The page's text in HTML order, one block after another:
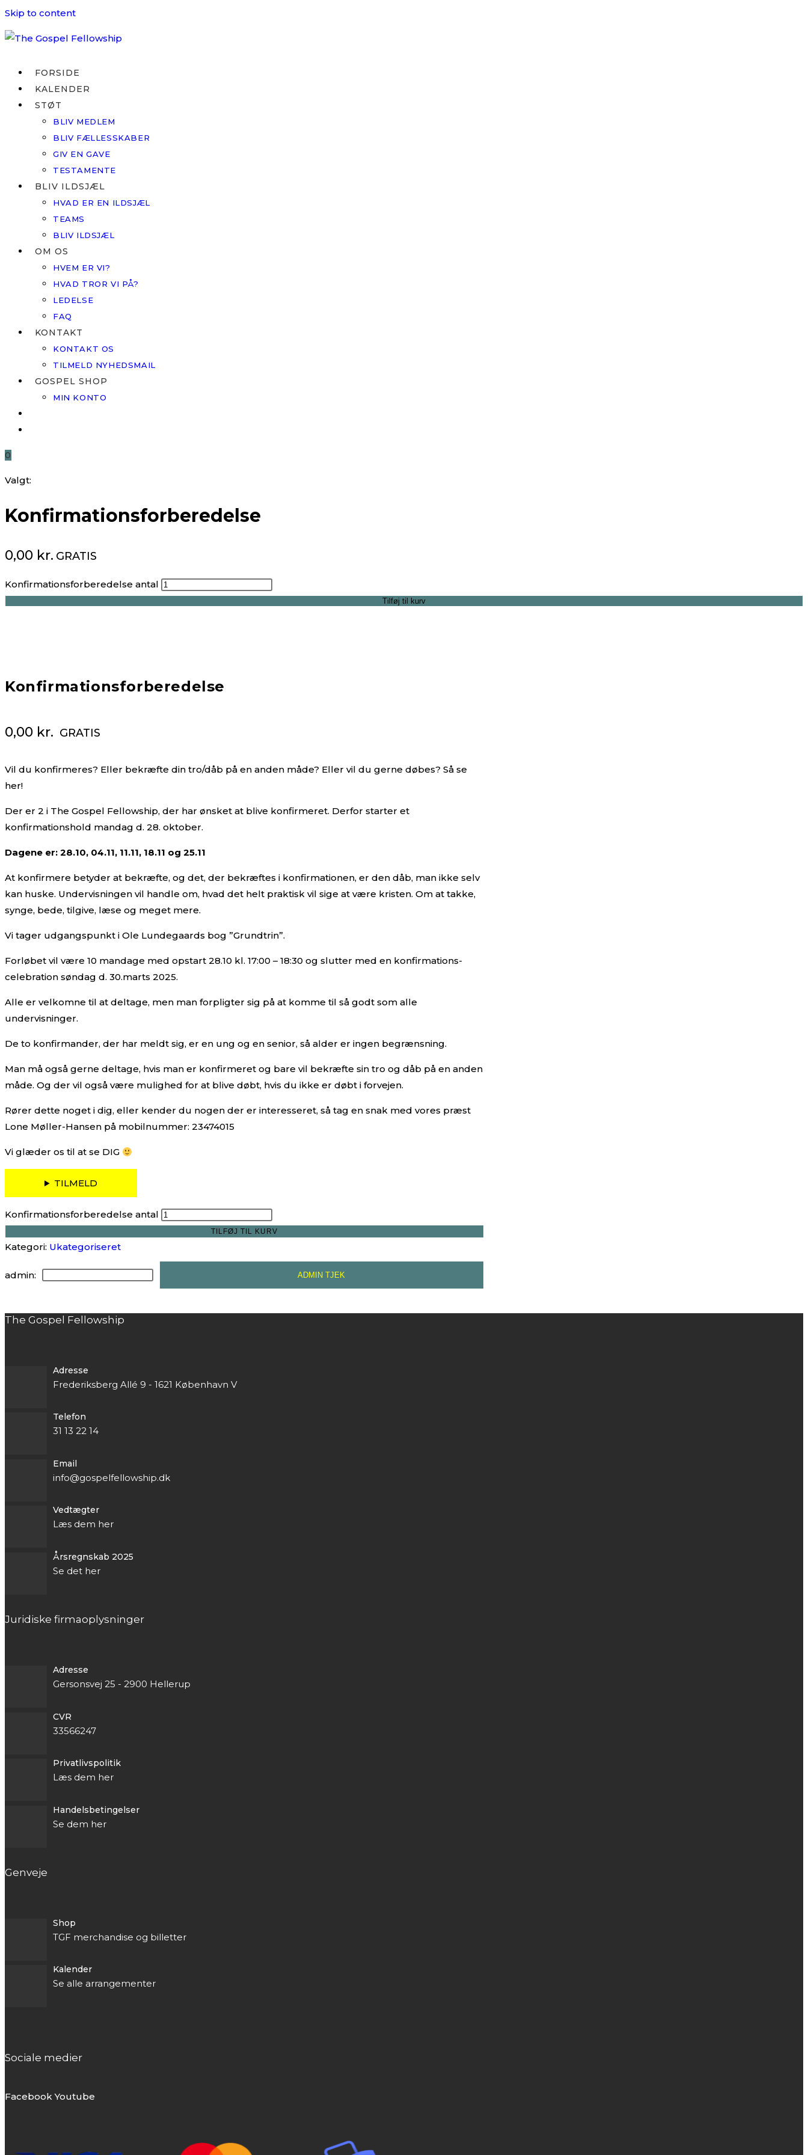
Skip to content
FORSIDE
KALENDER
STØT
BLIV MEDLEM
BLIV FÆLLESSKABER
GIV EN GAVE
TESTAMENTE
BLIV ILDSJÆL
HVAD ER EN ILDSJÆL
TEAMS
BLIV ILDSJÆL
OM OS
HVEM ER VI?
HVAD TROR VI PÅ?
LEDELSE
FAQ
KONTAKT
KONTAKT OS
TILMELD NYHEDSMAIL
GOSPEL SHOP
MIN KONTO
0
Valgt:
Konfirmationsforberedelse
0,00 kr. GRATIS
Konfirmationsforberedelse antal
Tilføj til kurv
Konfirmationsforberedelse
0,00 kr. GRATIS
Vil du konfirmeres? Eller bekræfte din tro/dåb på en anden måde? Eller vil du gerne døbes? Så se
her!
Der er 2 i The Gospel Fellowship, der har ønsket at blive konfirmeret. Derfor starter et
konfirmationshold mandag d. 28. oktober.
Dagene er: 28.10, 04.11, 11.11, 18.11 og 25.11
At konfirmere betyder at bekræfte, og det, der bekræftes i konfirmationen, er den dåb, man ikke selv
kan huske. Undervisningen vil handle om, hvad det helt praktisk vil sige at være kristen. Om at takke,
synge, bede, tilgive, læse og meget mere.
Vi tager udgangspunkt i Ole Lundegaards bog ”Grundtrin”.
Forløbet vil være 10 mandage med opstart 28.10 kl. 17:00 – 18:30 og slutter med en konfirmations-
celebration søndag d. 30.marts 2025.
Alle er velkomne til at deltage, men man forpligter sig på at komme til så godt som alle
undervisninger.
De to konfirmander, der har meldt sig, er en ung og en senior, så alder er ingen begrænsning.
Man må også gerne deltage, hvis man er konfirmeret og bare vil bekræfte sin tro og dåb på en anden
måde. Og der vil også være mulighed for at blive døbt, hvis du ikke er døbt i forvejen.
Rører dette noget i dig, eller kender du nogen der er interesseret, så tag en snak med vores præst
Lone Møller-Hansen på mobilnummer: 23474015
Vi glæder os til at se DIG
TILMELD
Konfirmationsforberedelse antal
TILFØJ TIL KURV
Kategori: Ukategoriseret
admin: ADMIN TJEK
The Gospel Fellowship
Adresse
Frederiksberg Allé 9 - 1621 København V
Telefon
31 13 22 14
Email
info@gospelfellowship.dk
Vedtægter
Læs dem her
Årsregnskab 2025
Se det her
Juridiske firmaoplysninger
Adresse
Gersonsvej 25 - 2900 Hellerup
CVR
33566247
Privatlivspolitik
Læs dem her
Handelsbetingelser
Se dem her
Genveje
Shop
TGF merchandise og billetter
Kalender
Se alle arrangementer
Sociale medier
Facebook Youtube